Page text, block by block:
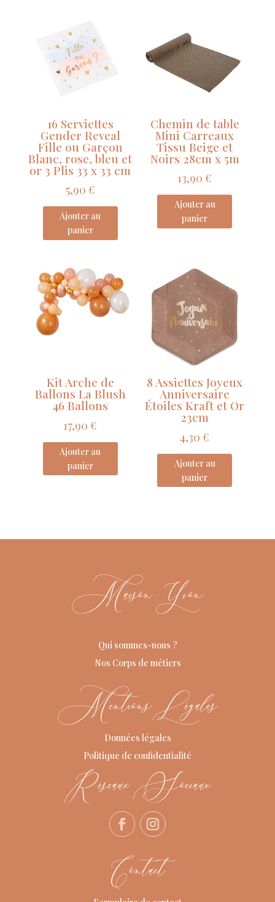
de
Coton
et
Or
cm
16 Serviettes
Gender Reveal
Fille ou Garçon
Blanc, rose, bleu et
or 3 Plis 33 x 33 cm
5,90 €
Ajouter au
panier
Chemin de table
Mini Carreaux
Tissu Beige et
Noirs 28cm x 5m
13,90 €
Ajouter au
panier
Kit Arche de
Ballons La Blush
46 Ballons
17,90 €
Ajouter au
panier
8 Assiettes Joyeux
Anniversaire
Étoiles Kraft et Or
23cm
4,30 €
Ajouter au
panier
Maison Yvon
Qui sommes-nous ?
Nos Corps de métiers
Mentions Légales
Données légales
Politique de confidentialité
Réseaux Sociaux
Contact